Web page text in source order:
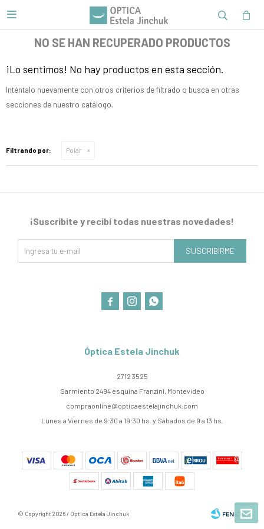

NO SE HAN RECUPERADO PRODUCTOS
¡Lo sentimos! No hay productos en esta sección.
Inténtalo nuevamente con otros criterios de filtrado o busca en otras
secciones de nuestro catálogo.
Filtrando por: Polar
Óptica Estela Jinchuk
2712 3525
Sarmiento 2494 esquina Franzini, Montevideo
compraonline@opticaestelajinchuk.com
Lunes a Viernes de 9:30 a 19:30 hs. y Sábados de 9 a 13 hs.
¡Suscribite y recibí todas nuestras novedades!
SUSCRIBIRME
  
© Copyright 2026 / Óptica Estela Jinchuk